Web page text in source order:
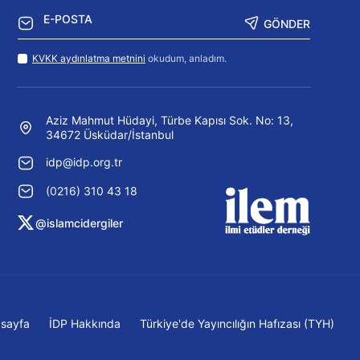
GÖNDER
KVKK aydınlatma metnini okudum, anladım.
Aziz Mahmut Hüdayi, Türbe Kapısı Sok. No: 13,
34672 Üsküdar/İstanbul
idp@idp.org.tr
(0216) 310 43 18
@islamcidergiler
İDP Hakkında Türkiye'de Yayıncılığın Hafızası (TYH)